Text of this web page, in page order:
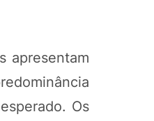
apresentam
Os